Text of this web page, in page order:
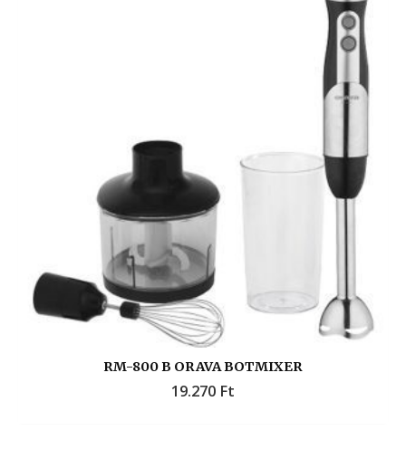
RM-800 B ORAVA BOTMIXER
19.270 Ft